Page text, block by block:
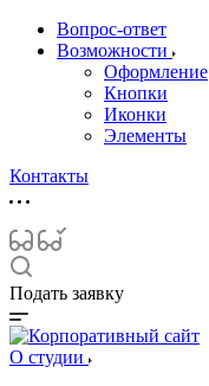
Вопрос-ответ
Возможности
Оформление
Кнопки
Иконки
Элементы
Контакты
Подать заявку
О студии